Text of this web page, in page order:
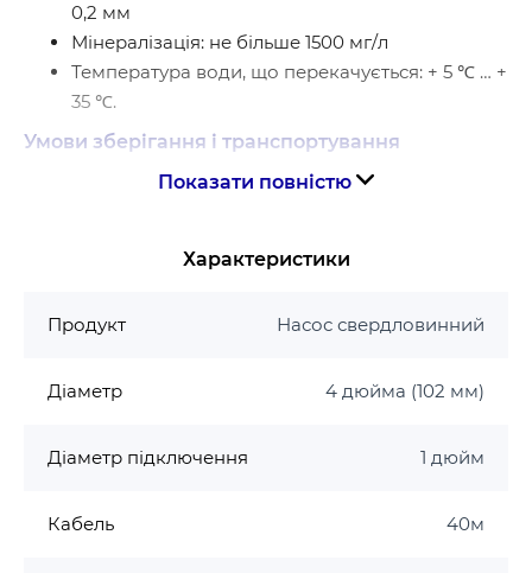
0,2 мм
Мінералізація: не більше 1500 мг/л
Температура води, що перекачується: + 5 ℃ … +
35 ℃.
Умови зберігання і транспортування
Вологість навколишнього повітря: <90%
при обертанні створює розрідження, відкидаючи
спрямовується новий потік води, виштовхуючи
наступне робоче колесо отримує потік під тиском
Показати повністю
Характеристики
Продукт Насос свердловинний
Діаметр 4 дюйма (102 мм)
Діаметр підключення 1 дюйм
Кабель 40м